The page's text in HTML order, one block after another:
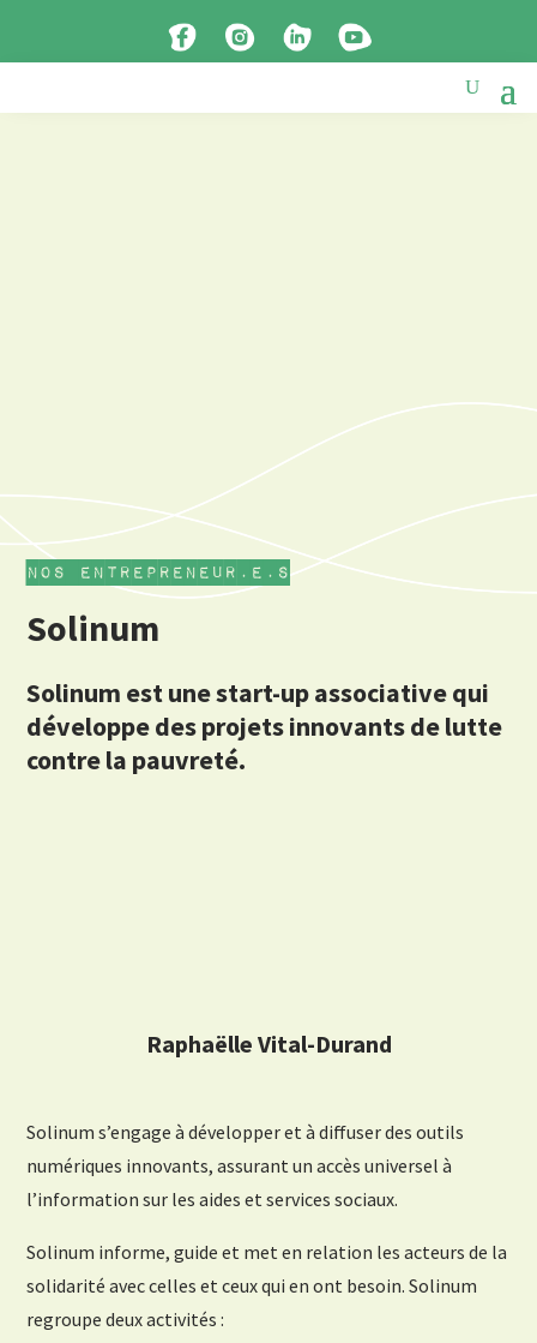
nos entrepreneur.e.s
Solinum
Solinum est une start-up associative qui
développe des projets innovants de lutte
contre la pauvreté.
Raphaëlle Vital-Durand
Solinum s’engage à développer et à diffuser des outils
numériques innovants, assurant un accès universel à
l’information sur les aides et services sociaux.
Solinum informe, guide et met en relation les acteurs de la
solidarité avec celles et ceux qui en ont besoin. Solinum
regroupe deux activités :